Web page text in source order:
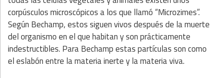
corpúsculos microscópicos a los que llamó “Microzimes”.
Según Bechamp, estos siguen vivos después de la muerte
del organismo en el que habitan y son prácticamente
indestructibles. Para Bechamp estas partículas son como
el eslabón entre la materia inerte y la materia viva.